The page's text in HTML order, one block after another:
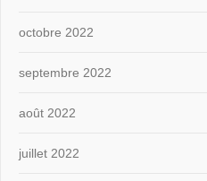
octobre 2022
septembre 2022
août 2022
juillet 2022